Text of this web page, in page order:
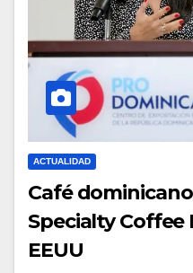
ACTUALIDAD
Café
Specialty Coffee
EEUU